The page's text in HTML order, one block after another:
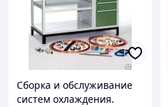
Сборка и обслуживание
систем охлаждения.